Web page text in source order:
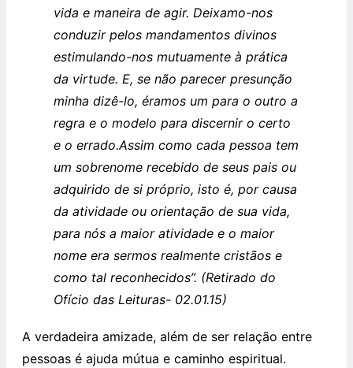
vida e maneira de agir. Deixamo-nos
conduzir pelos mandamentos divinos
estimulando-nos mutuamente à prática
da virtude. E, se não parecer presunção
minha dizê-lo, éramos um para o outro a
regra e o modelo para discernir o certo
e o errado.Assim como cada pessoa tem
um sobrenome recebido de seus pais ou
adquirido de si próprio, isto é, por causa
da atividade ou orientação de sua vida,
para nós a maior atividade e o maior
nome era sermos realmente cristãos e
como tal reconhecidos”. (Retirado do
Ofício das Leituras- 02.01.15)
A verdadeira amizade, além de ser relação entre
pessoas é ajuda mútua e caminho espiritual.